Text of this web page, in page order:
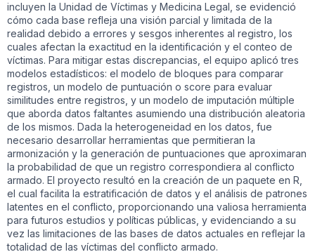
incluyen la Unidad de Víctimas y Medicina Legal, se evidenció
cómo cada base refleja una visión parcial y limitada de la
realidad debido a errores y sesgos inherentes al registro, los
cuales afectan la exactitud en la identificación y el conteo de
víctimas. Para mitigar estas discrepancias, el equipo aplicó tres
modelos estadísticos: el modelo de bloques para comparar
registros, un modelo de puntuación o score para evaluar
similitudes entre registros, y un modelo de imputación múltiple
que aborda datos faltantes asumiendo una distribución aleatoria
de los mismos. Dada la heterogeneidad en los datos, fue
necesario desarrollar herramientas que permitieran la
armonización y la generación de puntuaciones que aproximaran
la probabilidad de que un registro correspondiera al conflicto
armado. El proyecto resultó en la creación de un paquete en R,
el cual facilita la estratificación de datos y el análisis de patrones
latentes en el conflicto, proporcionando una valiosa herramienta
para futuros estudios y políticas públicas, y evidenciando a su
vez las limitaciones de las bases de datos actuales en reflejar la
totalidad de las víctimas del conflicto armado.